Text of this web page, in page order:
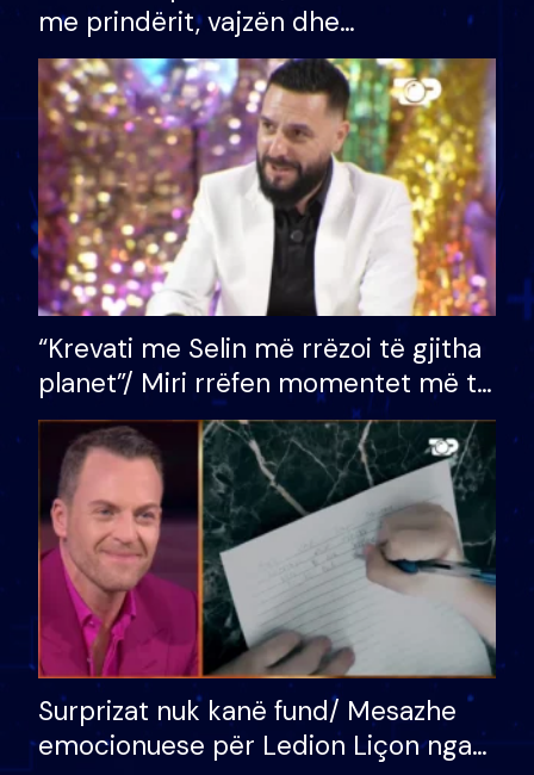
me prindërit, vajzën dhe
bashkëshorten: S’kemi ndonjë letër
divorci apo jo?
“Krevati me Selin më rrëzoi të gjitha
planet”/ Miri rrëfen momentet më të
bukura në shtëpinë e BB VIP: Do më
mungojë zilja e mëngjesit kur…
Surprizat nuk kanë fund/ Mesazhe
emocionuese për Ledion Liçon nga